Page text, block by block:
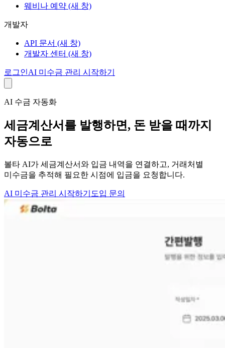
웨비나 예약 (새 창)
개발자
API 문서 (새 창)
개발자 센터 (새 창)
로그인AI 미수금 관리 시작하기
AI 수금 자동화
세금계산서를 발행하면, 돈 받을 때까지
자동으로
볼타 AI가 세금계산서와 입금 내역을 연결하고, 거래처별
미수금을 추적해 필요한 시점에 입금을 요청합니다.
AI 미수금 관리 시작하기 도입 문의